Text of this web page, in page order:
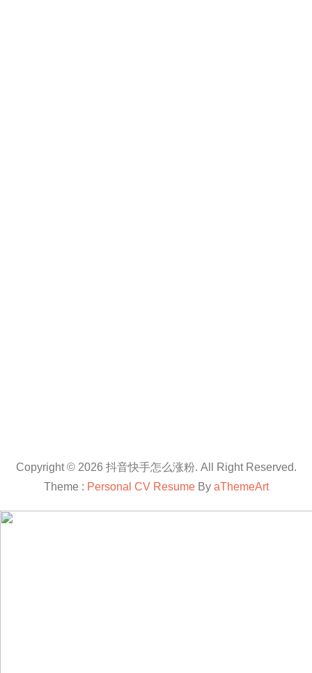
Copyright © 2026 抖音快手怎么涨粉. All Right Reserved.
Theme : Personal CV ResumeBy aThemeArt